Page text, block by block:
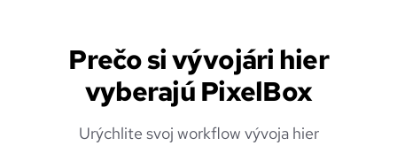
Prečo si vývojári hier
vyberajú PixelBox
Urýchlite svoj workflow vývoja hier